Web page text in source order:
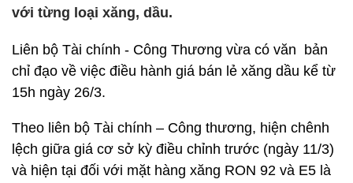
với từng loại xăng, dầu.
Liên bộ Tài chính - Công Thương vừa có văn bản
chỉ đạo về việc điều hành giá bán lẻ xăng dầu kể từ
15h ngày 26/3.
Theo liên bộ Tài chính – Công thương, hiện chênh
lệch giữa giá cơ sở kỳ điều chỉnh trước (ngày 11/3)
và hiện tại đối với mặt hàng xăng RON 92 và E5 là